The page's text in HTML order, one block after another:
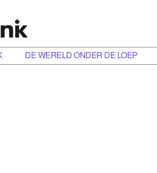
DE WERELD ONDER DE LOEP